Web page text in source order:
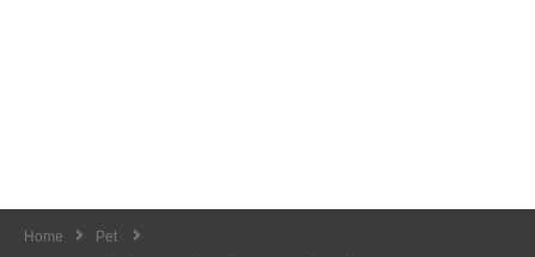
Home
Pet